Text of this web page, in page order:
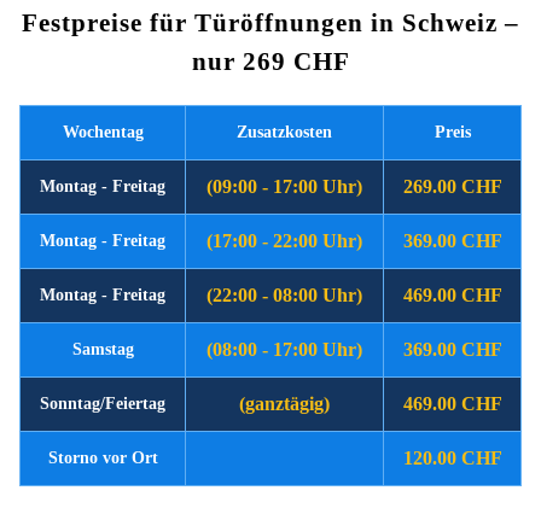
Festpreise für Türöffnungen in Schweiz –
nur 269 CHF
Wochentag Zusatzkosten Preis
Montag - Freitag (09:00 - 17:00 Uhr) 269.00 CHF
Montag - Freitag (17:00 - 22:00 Uhr) 369.00 CHF
Montag - Freitag (22:00 - 08:00 Uhr) 469.00 CHF
Samstag (08:00 - 17:00 Uhr) 369.00 CHF
Sonntag/Feiertag (ganztägig) 469.00 CHF
Storno vor Ort 120.00 CHF